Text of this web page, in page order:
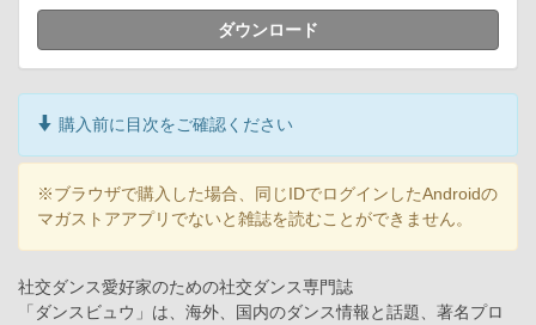
ダウンロード
購入前に目次をご確認ください
※ブラウザで購入した場合、同じIDでログインしたAndroidの
マガストアアプリでないと雑誌を読むことができません。
社交ダンス愛好家のための社交ダンス専門誌
「ダンスビュウ」は、海外、国内のダンス情報と話題、著名プロ